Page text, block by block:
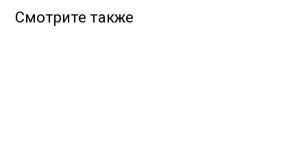
Смотрите также